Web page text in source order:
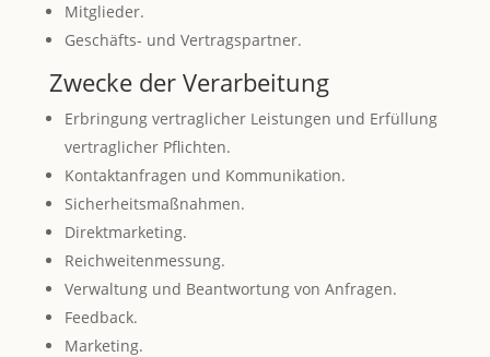
Mitglieder.
Geschäfts- und Vertragspartner.
Zwecke der Verarbeitung
Erbringung vertraglicher Leistungen und Erfüllung
vertraglicher Pflichten.
Kontaktanfragen und Kommunikation.
Sicherheitsmaßnahmen.
Direktmarketing.
Reichweitenmessung.
Verwaltung und Beantwortung von Anfragen.
Feedback.
Marketing.